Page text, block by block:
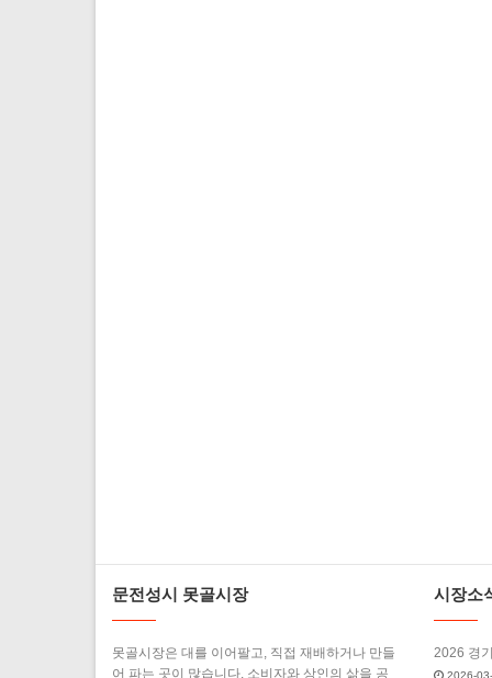
문전성시 못골시장
못골시장은 대를 이어팔고, 직접 재배하거나 만들
어 파는 곳이 많습니다. 소비자와 상인의 삶을 공
시장소
2026 경
2026-